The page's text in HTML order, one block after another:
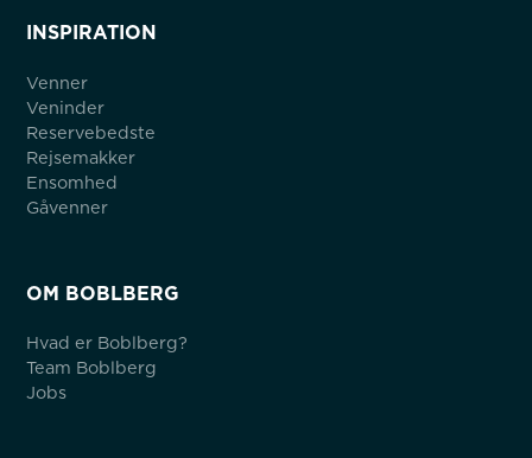
INSPIRATION
Venner
Veninder
Reservebedste
Rejsemakker
Ensomhed
Gåvenner
OM BOBLBERG
Hvad er Boblberg?
Team Boblberg
Jobs